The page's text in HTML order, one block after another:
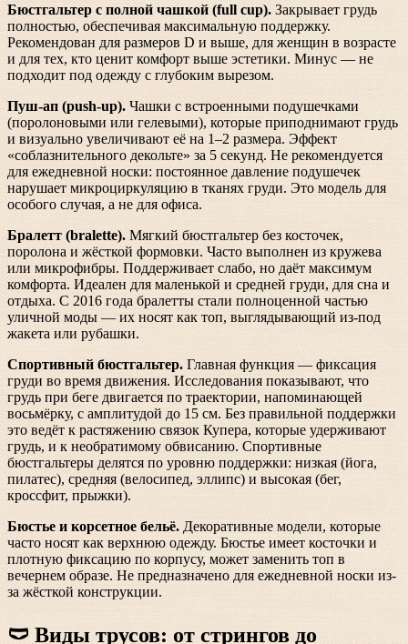
Бюстгальтер с полной чашкой (full cup). Закрывает грудь
полностью, обеспечивая максимальную поддержку.
Рекомендован для размеров D и выше, для женщин в возрасте
и для тех, кто ценит комфорт выше эстетики. Минус — не
подходит под одежду с глубоким вырезом.
Пуш-ап (push-up). Чашки с встроенными подушечками
(поролоновыми или гелевыми), которые приподнимают грудь
и визуально увеличивают её на 1–2 размера. Эффект
«соблазнительного декольте» за 5 секунд. Не рекомендуется
для ежедневной носки: постоянное давление подушечек
нарушает микроциркуляцию в тканях груди. Это модель для
особого случая, а не для офиса.
Бралетт (bralette). Мягкий бюстгальтер без косточек,
поролона и жёсткой формовки. Часто выполнен из кружева
или микрофибры. Поддерживает слабо, но даёт максимум
комфорта. Идеален для маленькой и средней груди, для сна и
отдыха. С 2016 года бралетты стали полноценной частью
уличной моды — их носят как топ, выглядывающий из-под
жакета или рубашки.
Спортивный бюстгальтер. Главная функция — фиксация
груди во время движения. Исследования показывают, что
грудь при беге двигается по траектории, напоминающей
восьмёрку, с амплитудой до 15 см. Без правильной поддержки
это ведёт к растяжению связок Купера, которые удерживают
грудь, и к необратимому обвисанию. Спортивные
бюстгальтеры делятся по уровню поддержки: низкая (йога,
пилатес), средняя (велосипед, эллипс) и высокая (бег,
кроссфит, прыжки).
Бюстье и корсетное бельё. Декоративные модели, которые
часто носят как верхнюю одежду. Бюстье имеет косточки и
плотную фиксацию по корпусу, может заменить топ в
вечернем образе. Не предназначено для ежедневной носки из-
за жёсткой конструкции.
🩲 Виды трусов: от стрингов до